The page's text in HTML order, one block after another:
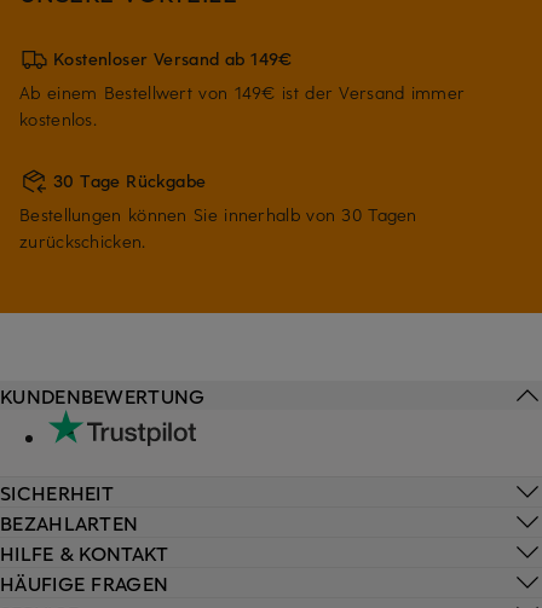
Kostenloser Versand ab 149€
Ab einem Bestellwert von 149€ ist der Versand immer
kostenlos.
30 Tage Rückgabe
Bestellungen können Sie innerhalb von 30 Tagen
zurückschicken.
HILFE & KONTAKT
HÄUFIGE FRAGEN
KUNDENBEWERTUNG
SICHERHEIT
BEZAHLARTEN